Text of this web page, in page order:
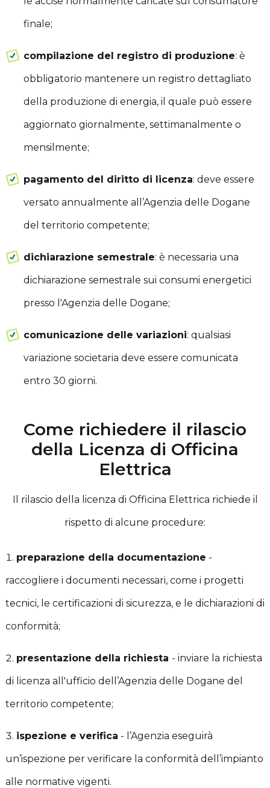
finale;
compilazione del registro di produzione: è
obbligatorio mantenere un registro dettagliato
della produzione di energia, il quale può essere
aggiornato giornalmente, settimanalmente o
mensilmente;
pagamento del diritto di licenza: deve essere
versato annualmente all’Agenzia delle Dogane
del territorio competente;
dichiarazione semestrale: è necessaria una
dichiarazione semestrale sui consumi energetici
presso l'Agenzia delle Dogane;
comunicazione delle variazioni: qualsiasi
variazione societaria deve essere comunicata
entro 30 giorni.
Come richiedere il rilascio
della Licenza di Officina
Elettrica
Il rilascio della licenza di Officina Elettrica richiede il
rispetto di alcune procedure:
preparazione della documentazione -
raccogliere i documenti necessari, come i progetti
tecnici, le certificazioni di sicurezza, e le dichiarazioni di
conformità;
presentazione della richiesta - inviare la richiesta
di licenza all'ufficio dell’Agenzia delle Dogane del
territorio competente;
ispezione e verifica - l’Agenzia eseguirà
un’ispezione per verificare la conformità dell’impianto
alle normative vigenti.